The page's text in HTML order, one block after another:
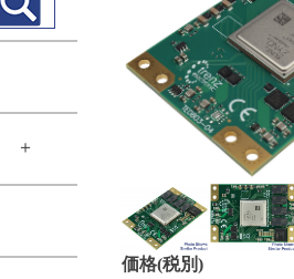
＋
価格(税別)